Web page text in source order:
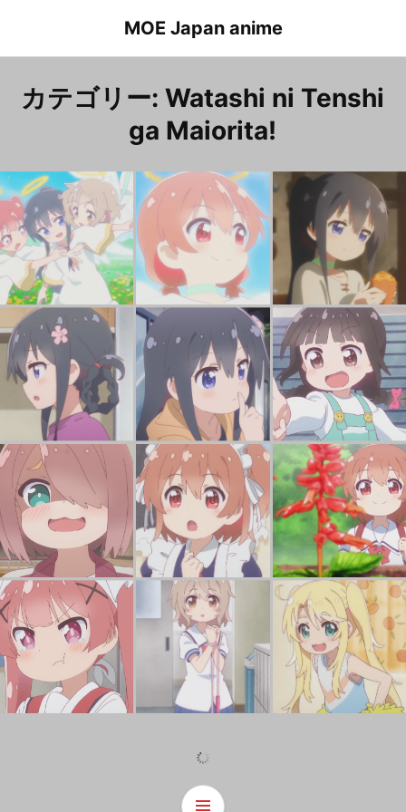
content
MOE Japan anime
カテゴリー:Watashi ni Tenshi
ga Maiorita!
Watashi ni Tenshi ga Maiorita! episode 12 Koyori.Tanemura & Hana.Shirosaki & Kanon.Konomori 私に天使が舞い降りた！ １２話 種村小依と白咲花と小之森夏音 Watashi ni Tenshi ga Maiorita! episode 12 Hinata.Hoshino 私に天使が舞い降りた！ １２話 星野ひなた
Watashi ni Tenshi ga Maiorita! episode 10 Hana.Shirosaki 私に天使が舞い降りた！ １０話 白咲花 Watashi ni Tenshi ga Maiorita! episode 8 Hana.Shirosaki 私に天使が舞い降りた！ ８話 白咲花
Watashi ni Tenshi ga Maiorita! episode 7 Noa.Himesaka(miyako.ver) 私に天使が舞い降りた！ ７話 姫坂乃愛（みやこバージョン） Watashi ni Tenshi ga Maiorita! episode 6 Hinata.Hoshino 私に天使が舞い降りた！ ６話 星野ひなた
Watashi ni Tenshi ga Maiorita! episode 5 Koyori.Tanemura 私に天使が舞い降りた！ ５話 種村小依 Watashi ni Tenshi ga Maiorita! episode 5 Kanon.Konomori 私に天使が舞い降りた！ ５話 小之森夏音